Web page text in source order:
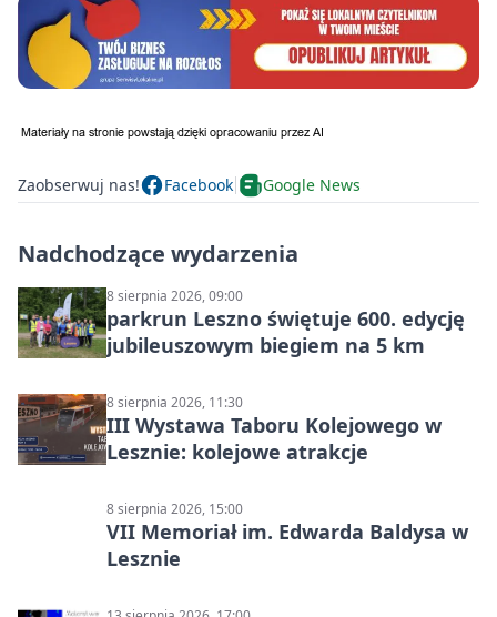
Zaobserwuj nas! Facebook Google News
Nadchodzące wydarzenia
8 sierpnia 2026, 09:00
parkrun Leszno świętuje 600. edycję
jubileuszowym biegiem na 5 km
8 sierpnia 2026, 11:30
III Wystawa Taboru Kolejowego w
Lesznie: kolejowe atrakcje
8 sierpnia 2026, 15:00
VII Memoriał im. Edwarda Baldysa w
Lesznie